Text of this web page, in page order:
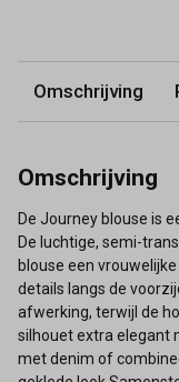
Omschrijving
Omschrijving
De Journey blouse is
De luchtige, semi-
blouse een
details langs de
afwerking, terwijl de
silhouet extra elegant
met denim of